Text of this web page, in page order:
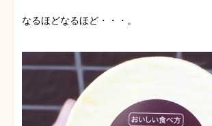
なるほどなるほど・・・。